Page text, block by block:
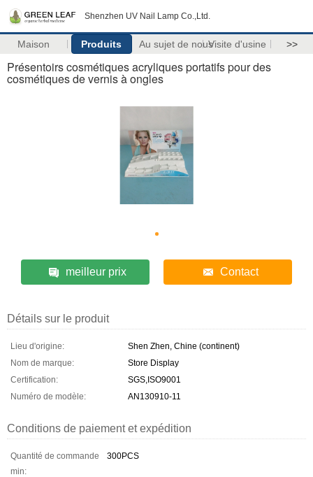
Shenzhen UV Nail Lamp Co.,Ltd.
Maison Produits Au sujet de nousVisite d'usine >>
Présentoirs cosmétiques acryliques portatifs pour des
cosmétiques de vernis à ongles
meilleur prix Contact
Détails sur le produit
Lieu d'origine:
Shen Zhen, Chine (continent)
Nom de marque:
Store Display
Certification:
SGS,ISO9001
Numéro de modèle:
AN130910-11
Conditions de paiement et expédition
Quantité de commande
min:
300PCS